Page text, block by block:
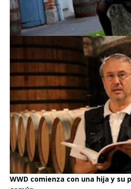
WWD comienza con una hija y su